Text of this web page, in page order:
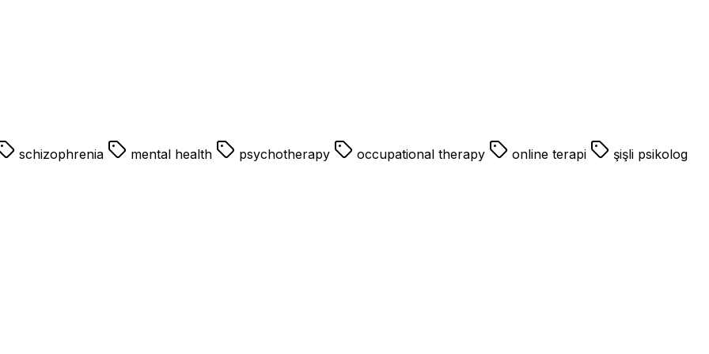
schizophrenia mental health psychotherapy occupational therapy online terapi
şişli psikolog